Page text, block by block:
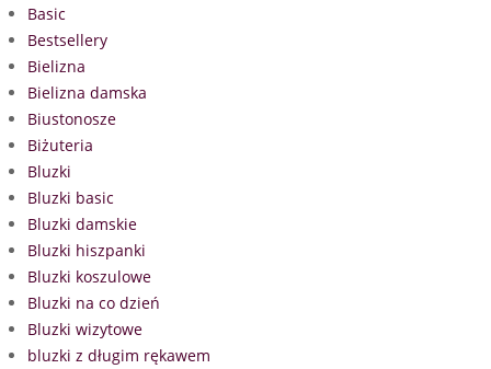
Basic
Bestsellery
Bielizna
Bielizna damska
Biustonosze
Biżuteria
Bluzki
Bluzki basic
Bluzki damskie
Bluzki hiszpanki
Bluzki koszulowe
Bluzki na co dzień
Bluzki wizytowe
bluzki z długim rękawem